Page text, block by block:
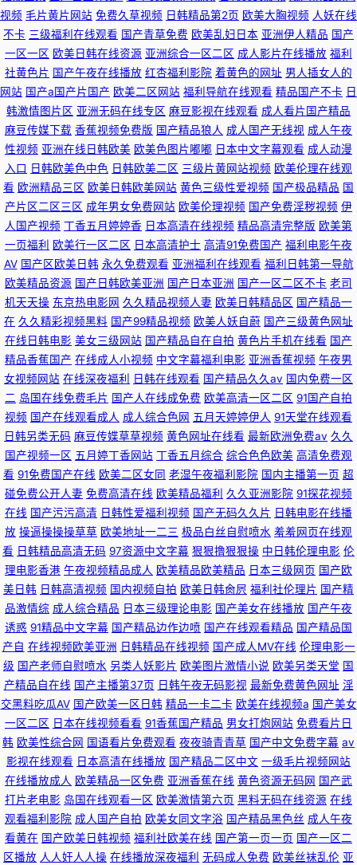
视频 毛片黄片网站 免费久草视频 日韩精品第2页 欧美大胸视频 人妖在线
不卡 三级福利在线观看 国产青草免费 欧美乱妇日本 亚洲伊人精品 国产
一区一区 欧美日韩在线资源 亚洲综合一区二区 成人影片在线播放 福利
社黄色片 国产午夜在线播放 红杏福利影院 着黄色的网址 男人插女人的
网站 国产a国产片国产 欧美二区网站 福利导航在线观看 精品国产不卡 日
韩激情图片区 亚洲无码在线专区 麻豆影视在线观看 成人看片国产精品
麻豆传媒下载 香蕉视频免费版 国产精品狼人 成人国产无线视 成人午夜
性视频 亚洲在线日韩欧美 欧美色图片嘟嘟 日本中文字幕观看 成人动漫
入口 日韩欧美色中色 日韩欧美二区 三级片黄网站视频 欧美伦理在线观
看 欧洲精品三区 欧美日韩欧美网站 黄色三级性爱视频 国产极品精品 国
产片区二区三区 成年男女免费网站 欧美伦理视频 国产免费淫秽视频 伊
人国产视频 丁香五月婷婷香 日本高清在线视频 精品高清完整版 欧美第
一页福利 欧美行一区二区 日本高清护士 高清91免费国产 福利电影午夜
AV 国产区欧美日韩 永久免费观看 亚洲福利在线观看 福利日韩第一导航
欧美精品资源 国产日韩欧美亚洲 国产日本亚洲 国产一区二区不卡 老司
机天天操 东京热电影网 久久精品视频人妻 欧美日韩精品区 国产精品一
在 久久精彩视频黑料 国产99精品视频 欧美人妖自蔚 国产三级黄色网址
在线日韩电影 美女三级网站 国产精品自在自拍 黄色片手机在线看 国产
精品香蕉国产 在线成人小视频 中文字幕福利电影 亚洲香蕉视频 午夜男
女视频网站 在线深夜福利 日韩在线观看 国产精品久久av 国内免费一区
二 岛国在线免费毛片 国产人在线成免费 欧美高清一区二区 91国产自拍
视频 国产在线观看成人 成人综合色网 五月天婷婷伊人 91天堂在线观看
日韩另类无码 麻豆传媟草草视频 黄色网址在线看 最新欧洲免费av 久久
国产视频一区 五月婷丁香网站 丁香五月综合 综合色色欧美 高清免费观
看 91免费国产在线 欧美二区女同 老湿午夜福利影院 国内主播第一页 超
碰免费公开人妻 免费高清在线 欧美精品福利 久久亚洲影院 91探花视频
在线 国产污污高清 日韩性爱福利视频 国产无码久久片 日韩电影在线播
放 操逼操操操草草 欧美地址一二三 极品白丝自慰喷水 羞羞网页在线观
看 日韩精品高清无码 97资源中文字幕 狠狠撸狠狠操 中日韩伦理电影 伦
理电影香港 午夜视频精品成人 欧美精品欧美精品 日本三级网页 国产欧
美日韩 日韩高清视频 国内视频自拍 欧美日韩肏屄 福利社伦理片 国产精
品激情综 成人综合精品 日本三级理论电影 国产美女在线播放 国产午夜
诱惑 91精品中文字幕 国产精品边作边喷 国产在线观看精品 国产精品国
产自 在线视频欧美亚洲 日韩精品在线视频 国产成人MV在线 伦理电影一
级 国产老师自慰喷水 另类人妖影片 欧美图片激情小说 欧美另类天堂 国
产精品自在线 国产主播第37页 日韩午夜无码影视 最新免费黄色网址 淫
交黑料吃瓜AV 国产欧美一区日韩 精品一卡二卡 欧美在线视频a 国产美女
一区二区 日本在线视频看看 91香蕉国产精品 男女打炮网站 免费看片日
韩 欧美性综合网 国语看片免费观看 夜夜骑青青草 国产中文免费字幕 av
影视在线观看 日本高清在线播放 国产精品二区中文 一级毛片视频网站
在线播放成人 欧美精品一区免费 亚洲香蕉在线 黄色资源无码网 国产武
打片老电影 岛国在线观看一区 欧美激情第六页 黑料无码在线资源 在线
观看福利影院 成人国产自拍 欧美女同文字浴 国产精品黑色丝 成人午夜
看黄在 国产欧美日韩视频 福利社欧美在线 国产第一页一页 国产一区二
区播放 人人奸人人操 在线播放深夜福利 无码成人免费 欧美丝袜乱伦 亚